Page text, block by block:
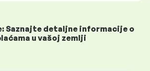
Saznajte detaljne informacije o
u vašoj zemlji